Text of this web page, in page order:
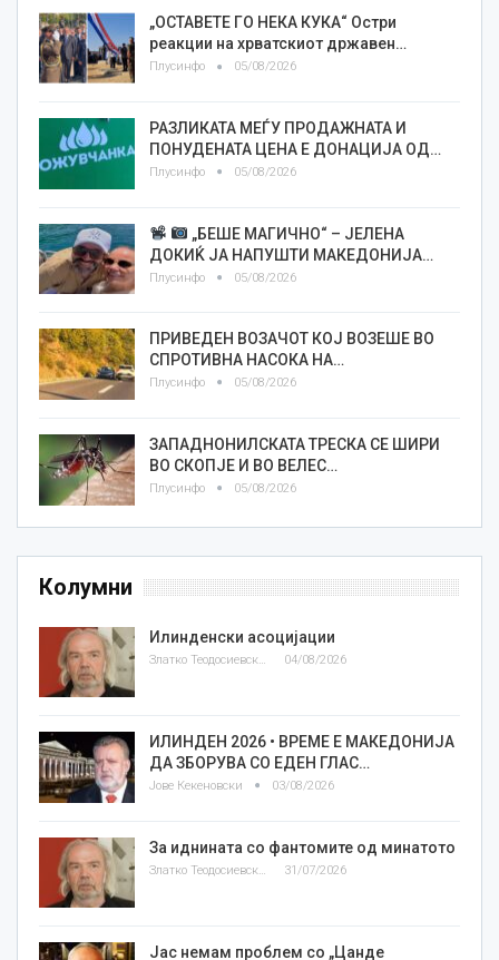
„ОСТАВЕТЕ ГО НЕКА КУКА“ Остри
реакции на хрватскиот државен…
Плусинфо 05/08/2026
РАЗЛИКАТА МЕЃУ ПРОДАЖНАТА И
ПОНУДЕНАТА ЦЕНА Е ДОНАЦИЈА ОД…
Плусинфо 05/08/2026
„БЕШЕ МАГИЧНО“ – ЈЕЛЕНА
ДОКИЌ ЈА НАПУШТИ МАКЕДОНИЈА…
Плусинфо 05/08/2026
ПРИВЕДЕН ВОЗАЧОТ КОЈ ВОЗЕШЕ ВО
СПРОТИВНА НАСОКА НА…
Плусинфо 05/08/2026
ЗАПАДНОНИЛСКАТА ТРЕСКА СЕ ШИРИ
ВО СКОПЈЕ И ВО ВЕЛЕС…
Плусинфо 05/08/2026
Колумни
Илинденски асоцијации
04/08/2026
ИЛИНДЕН 2026 • ВРЕМЕ Е МАКЕДОНИЈА
ДА ЗБОРУВА СО ЕДЕН ГЛАС…
Јове Кекеновски 03/08/2026
За иднината со фантомите од минатото
Златко Теодосиевски 31/07/2026
Јас немам проблем со „Цанде